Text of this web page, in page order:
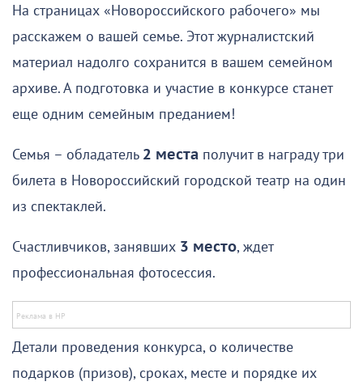
На страницах «Новороссийского рабочего» мы
расскажем о вашей семье. Этот журналистский
материал надолго сохранится в вашем семейном
архиве. А подготовка и участие в конкурсе станет
еще одним семейным преданием!
Семья – обладатель 2 места получит в награду три
билета в Новороссийский городской театр на один
из спектаклей.
Счастливчиков, занявших 3 место, ждет
профессиональная фотосессия.
Детали проведения конкурса, о количестве
подарков (призов), сроках, месте и порядке их